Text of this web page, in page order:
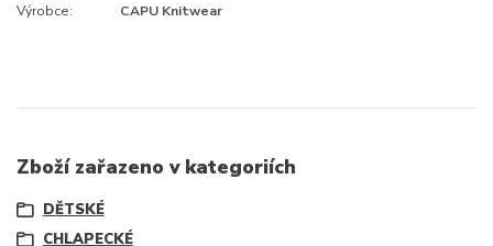
Výrobce: CAPU Knitwear
Zboží zařazeno v kategoriích
DĚTSKÉ
CHLAPECKÉ